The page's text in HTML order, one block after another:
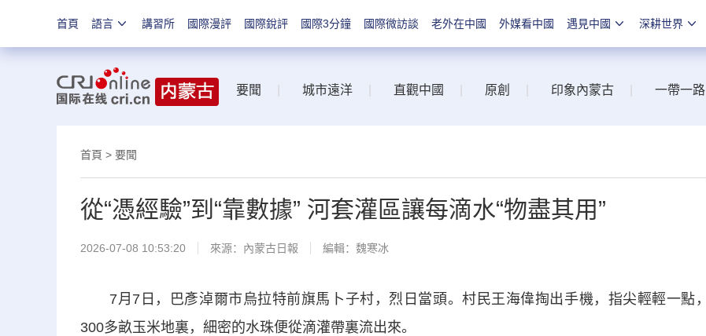
首頁 語言 講習所 國際漫評 國際銳評 國際3分鐘 國際微訪談 老外在中國 外媒看中國 遇見中國 深耕世界
要聞 城市遠洋 直觀中國 原創 印象內蒙古 一帶一路
首頁 > 要聞
從“憑經驗”到“靠數據” 河套灌區讓每滴水“物盡其用”
2026-07-08 10:53:20 來源： 內蒙古日報 編輯：魏寒冰
7月7日，巴彥淖爾市烏拉特前旗馬卜子村，烈日當頭。村民王海偉掏出手機，指尖輕輕一點，
300多畝玉米地裏，細密的水珠便從滴灌帶裏流出來。